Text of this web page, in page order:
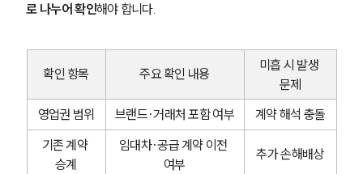
로 나누어 확인해야 합니다.
확인 항목 주요 확인 내용
미흡 시 발생
문제
영업권 범위
브랜드·거래처 포함 여부
계약 해석 충돌
기존 계약
승계
임대차·공급 계약 이전
여부
추가 손해배상